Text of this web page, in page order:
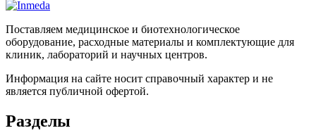
Поставляем медицинское и биотехнологическое
оборудование, расходные материалы и комплектующие для
клиник, лабораторий и научных центров.
Информация на сайте носит справочный характер и не
является публичной офертой.
Разделы